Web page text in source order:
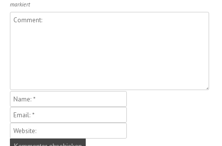
markiert